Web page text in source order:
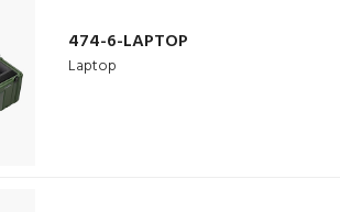
474-6-LAPTOP
Laptop